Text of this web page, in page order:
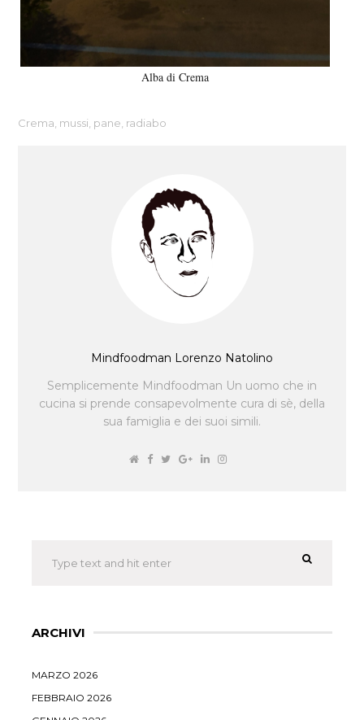
Alba di Crema
Crema mussi pane radiabo
Mindfoodman Lorenzo Natolino
Semplicemente Mindfoodman Un uomo che in
cucina si prende consapevolmente cura di sè, della
sua famiglia e dei suoi simili.
ARCHIVI
MARZO 2026
FEBBRAIO 2026